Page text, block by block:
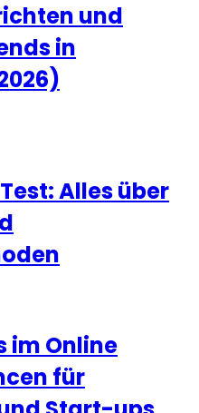
und
in
Alles über
im Online
für